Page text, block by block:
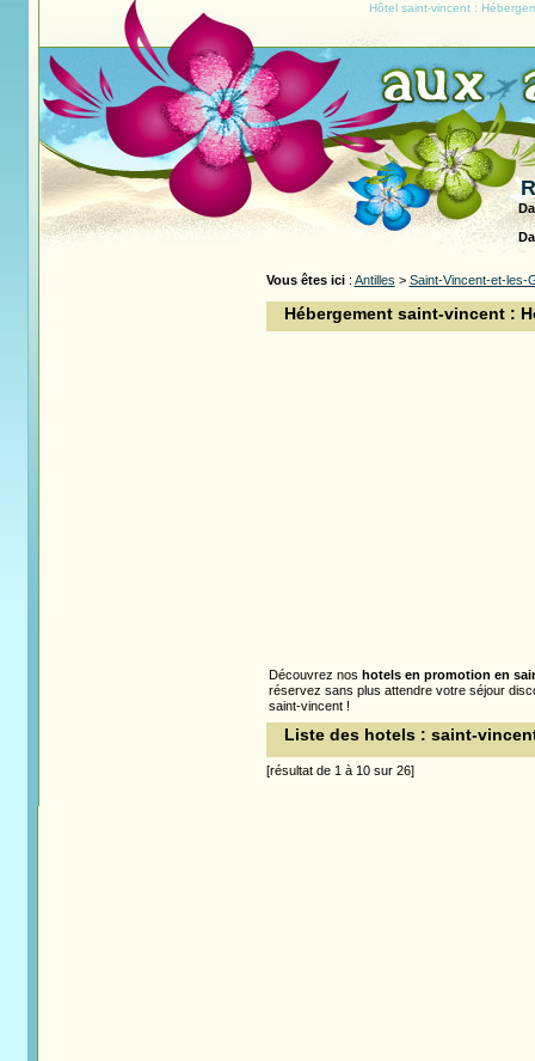
Hôtel saint-vincent :
Vous êtes ici: Antilles > Saint-Vincent-et-les-
Hébergement saint-vincent :
Découvrez nos hotels en promotion en
réservez sans plus attendre votre séjour
saint-vincent !
Liste des hotels : saint-
[résultat de 1 à 10 sur 26]